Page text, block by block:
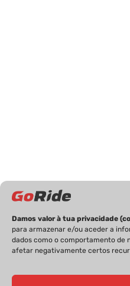
Damos valor à tua privacidade
para armazenar e/ou aceder a
dados como o comportamento de
afetar negativamente certos